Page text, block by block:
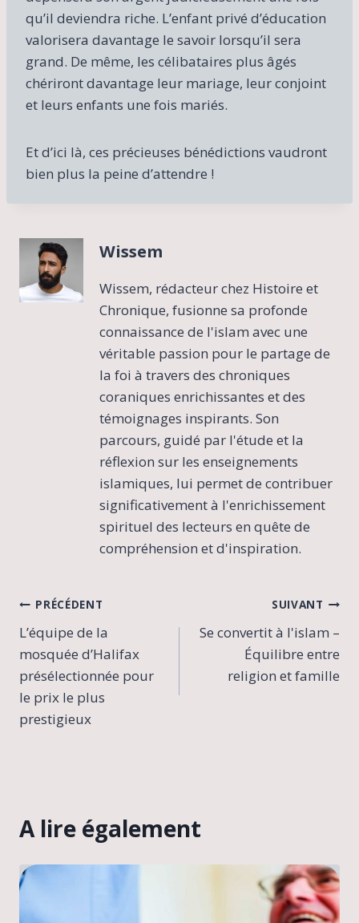
qu’il deviendra riche. L’enfant privé d’éducation
valorisera davantage le savoir lorsqu’il sera
grand. De même, les célibataires plus âgés
chériront davantage leur mariage, leur conjoint
et leurs enfants une fois mariés.
Et d’ici là, ces précieuses bénédictions vaudront
bien plus la peine d’attendre !
Wissem
Wissem, rédacteur chez Histoire et
Chronique, fusionne sa profonde
connaissance de l'islam avec une
véritable passion pour le partage de
la foi à travers des chroniques
coraniques enrichissantes et des
témoignages inspirants. Son
parcours, guidé par l'étude et la
réflexion sur les enseignements
islamiques, lui permet de contribuer
significativement à l'enrichissement
spirituel des lecteurs en quête de
compréhension et d'inspiration.
Navigation
de
l’article
PRÉCÉDENT
L’équipe de la
mosquée d’Halifax
présélectionnée pour
le prix le plus
prestigieux
SUIVANT
Se convertit à l'islam –
Équilibre entre
religion et famille
A lire également